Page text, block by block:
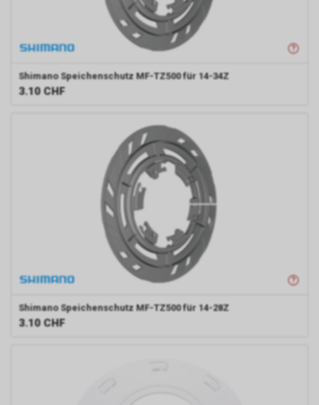
Shimano Speichenschutz MF-TZ500 für 14-34Z
3.10 CHF
Shimano Speichenschutz MF-TZ500 für 14-28Z
3.10 CHF